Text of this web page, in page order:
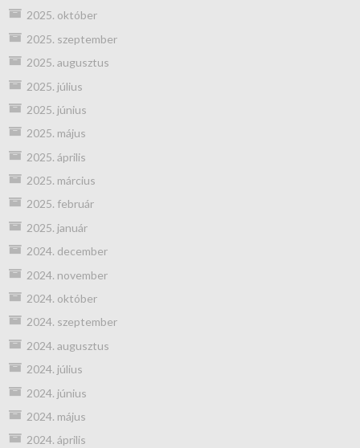
2025. október
2025. szeptember
2025. augusztus
2025. július
2025. június
2025. május
2025. április
2025. március
2025. február
2025. január
2024. december
2024. november
2024. október
2024. szeptember
2024. augusztus
2024. július
2024. június
2024. május
2024. április